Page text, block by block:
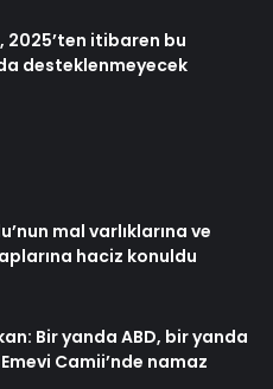
2025’ten itibaren bu
desteklenmeyecek
mal varlıklarına ve
haciz konuldu
Bir yanda ABD, bir yanda
Camii’nde namaz